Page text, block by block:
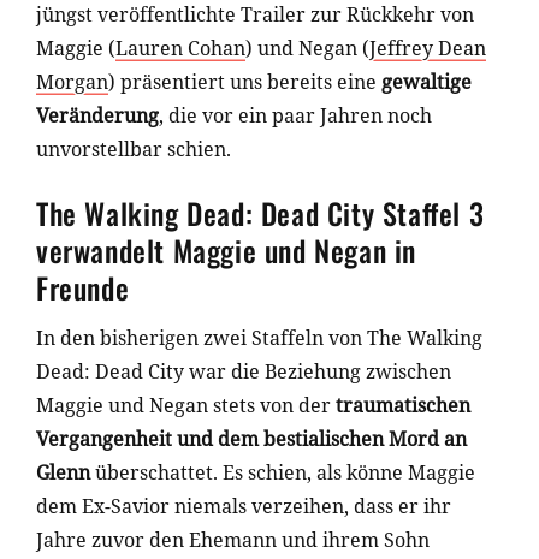
jüngst veröffentlichte Trailer zur Rückkehr von
Maggie (Lauren Cohan) und Negan (Jeffrey Dean
Morgan) präsentiert uns bereits eine gewaltige
Veränderung, die vor ein paar Jahren noch
unvorstellbar schien.
The Walking Dead: Dead City Staffel 3
verwandelt Maggie und Negan in
Freunde
In den bisherigen zwei Staffeln von The Walking
Dead: Dead City war die Beziehung zwischen
Maggie und Negan stets von dertraumatischen
Vergangenheit und dem bestialischen Mord an
Glennüberschattet. Es schien, als könne Maggie
dem Ex-Savior niemals verzeihen, dass er ihr
Jahre zuvor den Ehemann und ihrem Sohn